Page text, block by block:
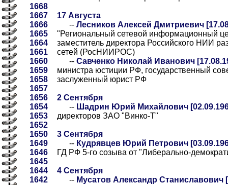
1668
1667
1666
1665
1664
1661
1660
1659
1658
1657
1656
1654
1653
1652
1650
1649
1646
1645
1644
1642
17 Августа
-- Лесников Алексей Дмитриевич
"Региональный сетевой информационный
заместитель директора Российского НИИ
сетей (РосНИИРОС)
-- Савченко Николай Иванович
министра юстиции РФ, государственный
заслуженный юрист РФ
2 Сентября
-- Шадрин Юрий Михайлович
директоров ЗАО "Винко-Т"
3 Сентября
-- Кудрявцев Юрий Петрович
ГД РФ 5-го созыва от "Либерально-
4 Сентября
-- Мусатов Александр Станиславович